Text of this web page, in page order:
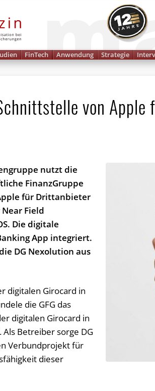
FinTech Anwendung Strategie
von
nutzt die
FinanzGruppe
für Drittanbieter
Field
Die digitale
App integriert.
DG Nexolution aus
digitalen Girocard in
die GFG das
digitalen Girocard in
Betreiber sorge DG
Verbundprojekt für
dieser